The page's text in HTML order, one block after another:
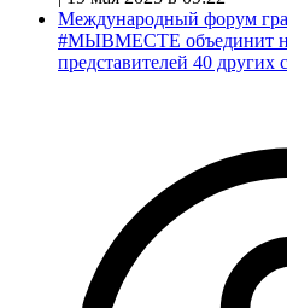
Международный форум
#МЫВМЕСТЕ объединит
представителей 40 других